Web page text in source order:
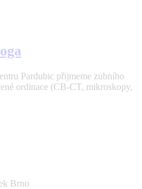
Pardubic přijmeme zubního
ordinace (CB-CT, mikroskopy,